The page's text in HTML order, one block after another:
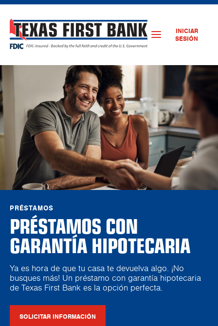
INICIAR
SESIÓN
PRÉSTAMOS
PRÉSTAMOS CON
GARANTÍA HIPOTECARIA
Ya es hora de que tu casa te devuelva algo. ¡No
busques más! Un préstamo con garantía hipotecaria
de Texas First Bank es la opción perfecta.
SOLICITAR INFORMACIÓN